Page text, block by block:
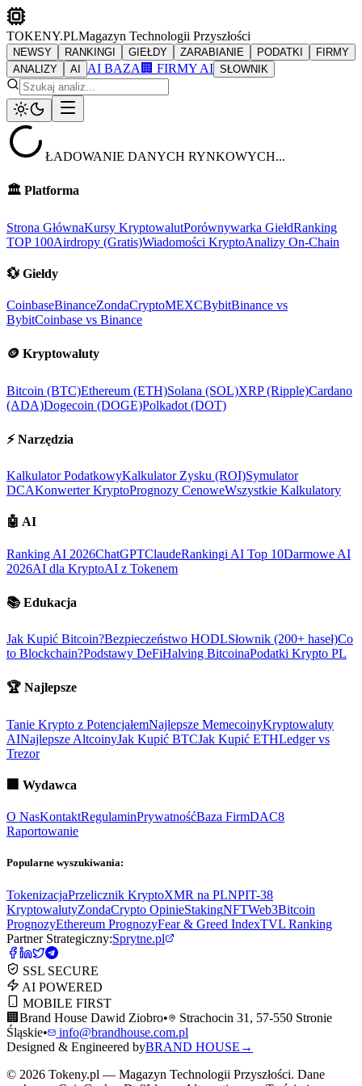
TOKENY.PLMagazyn Technologii Przyszłości
NEWSY RANKINGI GIEŁDY ZARABIANIE PODATKI
FIRMY
ANALIZY
AI AI BAZA 🏢 FIRMY AI SŁOWNIK
ŁADOWANIE DANYCH RYNKOWYCH...
🏛️ Platforma
Strona GłównaKursy KryptowalutPorównywarka GiełdRanking
TOP 100Airdropy (Gratis)Wiadomości KryptoAnalizy On-Chain
💱 Giełdy
CoinbaseBinanceZondaCryptoMEXCBybitBinance vs
BybitCoinbase vs Binance
🪙 Kryptowaluty
Bitcoin (BTC)Ethereum (ETH)Solana (SOL)XRP (Ripple)Cardano
(ADA)Dogecoin (DOGE)Polkadot (DOT)
⚡ Narzędzia
Kalkulator PodatkowyKalkulator Zysku (ROI)Symulator
DCAKonwerter KryptoPrognozy CenoweWszystkie Kalkulatory
🤖 AI
Ranking AI 2026ChatGPTClaudeRankingi AI Top 10Darmowe AI
2026AI dla KryptoAI z Tokenem
📚 Edukacja
Jak Kupić Bitcoin?Bezpieczeństwo HODLSłownik (200+ haseł)Co
to Blockchain?Podstawy DeFiHalving BitcoinaPodatki Krypto PL
🏆 Najlepsze
Tanie Krypto z PotencjałemNajlepsze MemecoinyKryptowaluty
AINajlepsze AltcoinyJak Kupić BTCJak Kupić ETHLedger vs
Trezor
🏢 Wydawca
O NasKontaktRegulaminPrywatnośćBaza FirmDAC8
Raportowanie
Popularne wyszukiwania:
TokenizacjaPrzelicznik KryptoXMR na PLNPIT-38
KryptowalutyZondaCrypto OpinieStakingNFTWeb3Bitcoin
PrognozyEthereum PrognozyFear & Greed IndexTVL Ranking
Partner Strategiczny:Sprytne.pl
SSL SECURE
AI POWERED
MOBILE FIRST
🏢 Brand House Dawid Ziobro•
Strachocin 31, 57-550 Stronie
Śląskie•
info@brandhouse.com.pl
Designed & Engineered byBRAND HOUSE →
© 2026 Tokeny.pl — Magazyn Technologii Przyszłości. Dane